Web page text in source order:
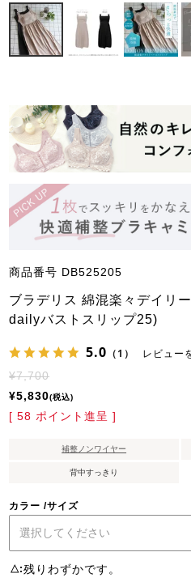
商品番号 DB525205
ブラデリス 綿混楽々デイリ
dailyバストスリップ25)
5.0 （1） レビュー
¥7,700
¥5,830 税込
[ 58 ポイント進呈 ]
補整ノンワイヤー
背中すっきり
カラー サイズ
△ 残りわずかです。